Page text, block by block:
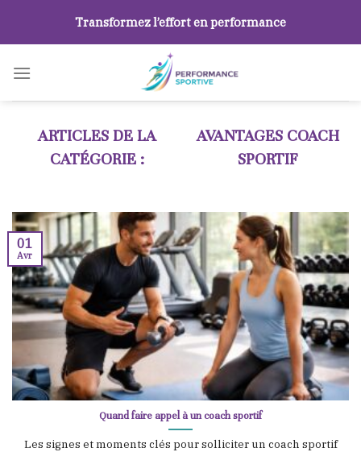
content
Transformez l’effort en performance
AVANTAGES COACH
SPORTIF
Quand faire appel à un coach sportif
Les signes et moments clés pour solliciter un coach sportif
01
Avr